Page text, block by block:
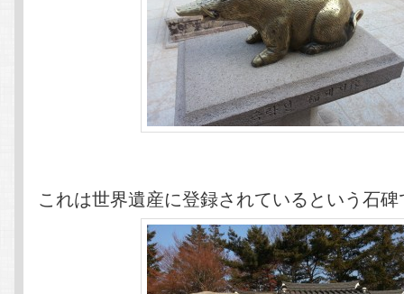
これは世界遺産に登録されているという石